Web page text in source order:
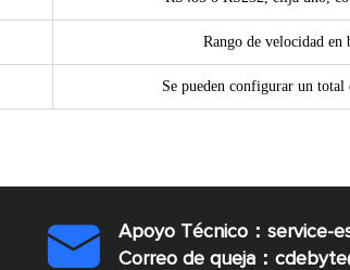
Rango de velocidad en
Se pueden configurar un

Apoyo Técnico：service-
Correo de queja：